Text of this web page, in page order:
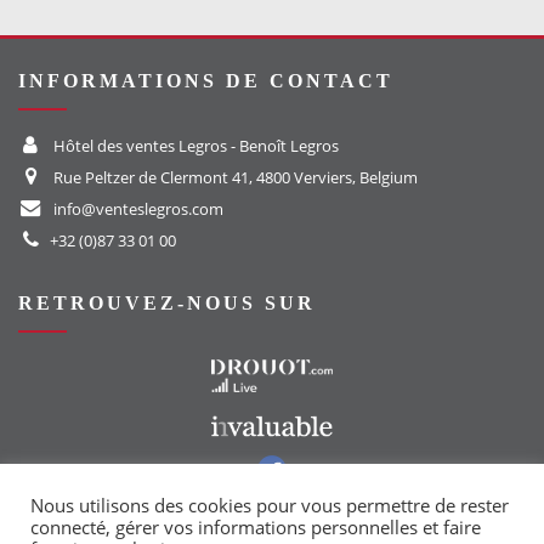
INFORMATIONS DE CONTACT
Hôtel des ventes Legros - Benoît Legros
Rue Peltzer de Clermont 41, 4800 Verviers, Belgium
info@venteslegros.com
+32 (0)87 33 01 00
RETROUVEZ-NOUS SUR
Vers notre groupe Facebook
Nous utilisons des cookies pour vous permettre de rester
connecté, gérer vos informations personnelles et faire